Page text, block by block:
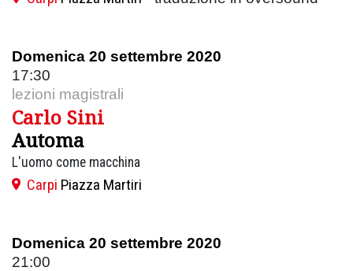
Domenica 20 settembre 2020
17:30
lezioni magistrali
Carlo Sini
Automa
L'uomo come macchina
Carpi Piazza Martiri
Domenica 20 settembre 2020
21:00